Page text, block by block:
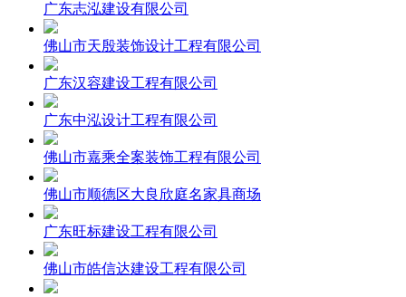
广东志泓建设有限公司
佛山市天殷装饰设计工程有限公司
广东汉容建设工程有限公司
广东中泓设计工程有限公司
佛山市嘉乘全案装饰工程有限公司
佛山市顺德区大良欣庭名家具商场
广东旺标建设工程有限公司
佛山市皓信达建设工程有限公司